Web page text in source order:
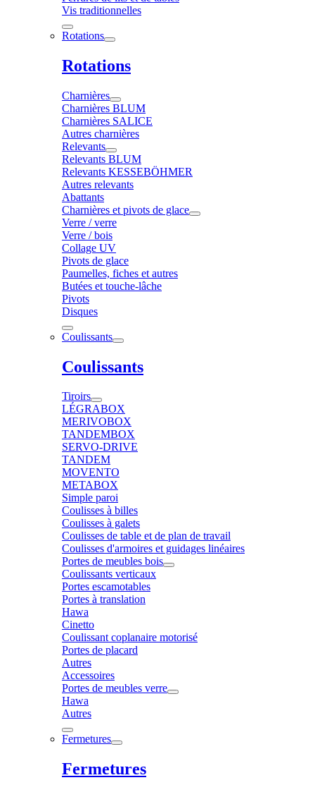
Vis traditionnelles
Rotations
Rotations
Charnières
Charnières BLUM
Charnières SALICE
Autres charnières
Relevants
Relevants BLUM
Relevants KESSEBÖHMER
Autres relevants
Abattants
Charnières et pivots de glace
Verre / verre
Verre / bois
Collage UV
Pivots de glace
Paumelles, fiches et autres
Butées et touche-lâche
Pivots
Disques
Coulissants
Coulissants
Tiroirs
LÉGRABOX
MERIVOBOX
TANDEMBOX
SERVO-DRIVE
TANDEM
MOVENTO
METABOX
Simple paroi
Coulisses à billes
Coulisses à galets
Coulisses de table et de plan de travail
Coulisses d'armoires et guidages linéaires
Portes de meubles bois
Coulissants verticaux
Portes escamotables
Portes à translation
Hawa
Cinetto
Coulissant coplanaire motorisé
Portes de placard
Autres
Accessoires
Portes de meubles verre
Hawa
Autres
Fermetures
Fermetures